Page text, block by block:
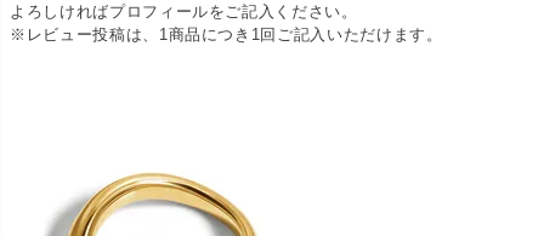
よろしければプロフィールをご記入ください。
※レビュー投稿は、1商品につき1回ご記入いただけます。